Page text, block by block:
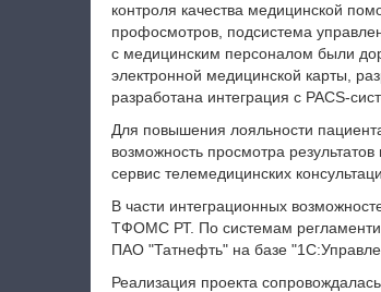
контроля качества медицинской
профосмотров, подсистема
с медицинским персоналом были
электронной медицинской карты,
разработана интеграция с PACS-
Для повышения лояльности
возможность просмотра
сервис телемедицинских
В части интеграционных
ТФОМС РТ. По системам
ПАО "Татнефть" на базе
Реализация проекта